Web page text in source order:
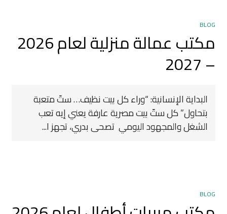
BLOG
مكتب عمالة منزلية لعام 2026
– 2027
البداية الإنسانية: “وراء كل بيت نظيف… ستّ متعبة
بتحاول” كل ستّ بيت مصرية عارفة يعني إيه تعب
الشغل والمجهود اليومي ‍ تصحى بدري، تجهز ا...
BLOG